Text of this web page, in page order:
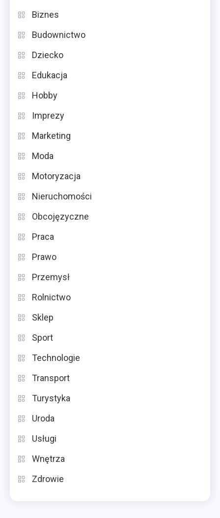
Biznes
Budownictwo
Dziecko
Edukacja
Hobby
Imprezy
Marketing
Moda
Motoryzacja
Nieruchomości
Obcojęzyczne
Praca
Prawo
Przemysł
Rolnictwo
Sklep
Sport
Technologie
Transport
Turystyka
Uroda
Usługi
Wnętrza
Zdrowie